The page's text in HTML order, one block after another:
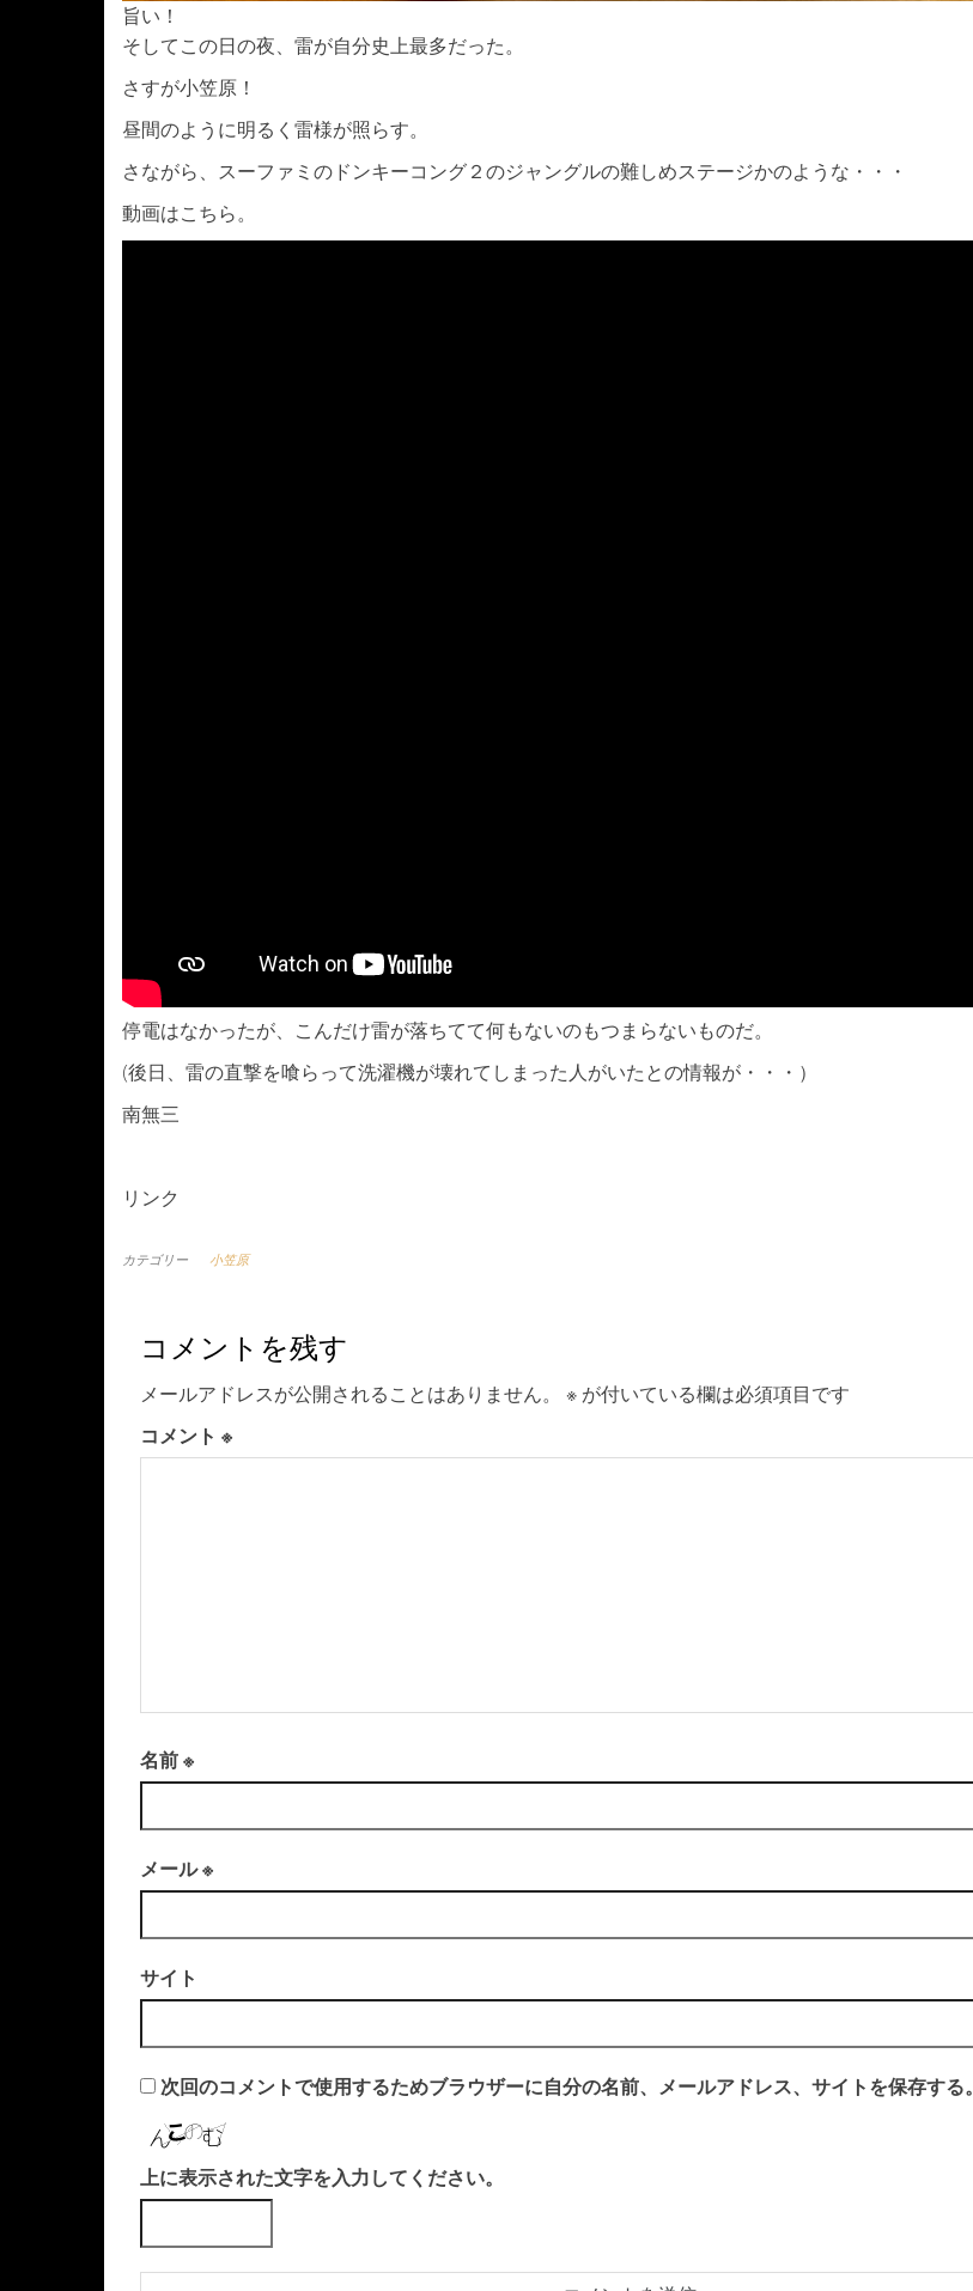
旨い！
そしてこの日の夜、雷が自分史上最多だった。
さすが小笠原！
昼間のように明るく雷様が照らす。
さながら、スーファミのドンキーコング２のジャングルの難しめステージかのような・・・
動画はこちら。
停電はなかったが、こんだけ雷が落ちてて何もないのもつまらないものだ。
(後日、雷の直撃を喰らって洗濯機が壊れてしまった人がいたとの情報が・・・）
南無三
リンク
カテゴリー 小笠原
コメントを残す
メールアドレスが公開されることはありません。 ※ が付いている欄は必須項目です
コメント ※
名前※
メール※
サイト
次回のコメントで使用するためブラウザーに自分の名前、メールアドレス、サイトを保存する。
上に表示された文字を入力してください。